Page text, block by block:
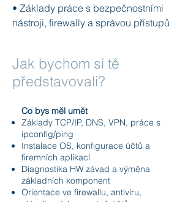
• Základy práce s bezpečnostními
nástroji, firewally a správou přístupů
Jak bychom si tě
představovali?
Co bys měl umět
Základy TCP/IP, DNS, VPN, práce s
ipconfig/ping
Instalace OS, konfigurace účtů a
firemních aplikací
Diagnostika HW závad a výměna
základních komponent
Orientace ve firewallu, antiviru,